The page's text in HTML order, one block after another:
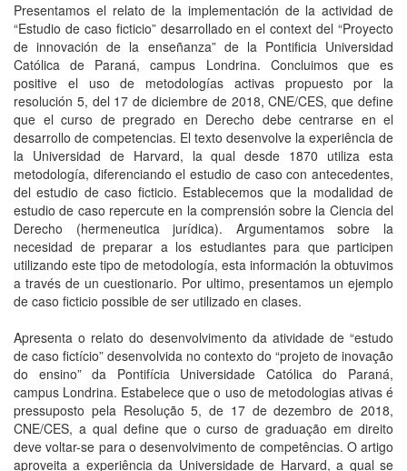
Presentamos el relato de la implementación de la actividad de
“Estudio de caso ficticio” desarrollado en el context del “Proyecto
de innovación de la enseñanza” de la Pontificia Universidad
Católica de Paraná, campus Londrina. Concluimos que es
positive el uso de metodologías activas propuesto por la
resolución 5, del 17 de diciembre de 2018, CNE/CES, que define
que el curso de pregrado en Derecho debe centrarse en el
desarrollo de competencias. El texto desenvolve la experiência de
la Universidad de Harvard, la qual desde 1870 utiliza esta
metodología, diferenciando el estudio de caso con antecedentes,
del estudio de caso ficticio. Establecemos que la modalidad de
estudio de caso repercute en la comprensión sobre la Ciencia del
Derecho (hermeneutica jurídica). Argumentamos sobre la
necesidad de preparar a los estudiantes para que participen
utilizando este tipo de metodología, esta información la obtuvimos
a través de un cuestionario. Por ultimo, presentamos un ejemplo
de caso ficticio possible de ser utilizado en clases.
Apresenta o relato do desenvolvimento da atividade de “estudo
de caso fictício” desenvolvida no contexto do “projeto de inovação
do ensino” da Pontifícia Universidade Católica do Paraná,
campus Londrina. Estabelece que o uso de metodologias ativas é
pressuposto pela Resolução 5, de 17 de dezembro de 2018,
CNE/CES, a qual define que o curso de graduação em direito
deve voltar-se para o desenvolvimento de competências. O artigo
aproveita a experiência da Universidade de Harvard, a qual se